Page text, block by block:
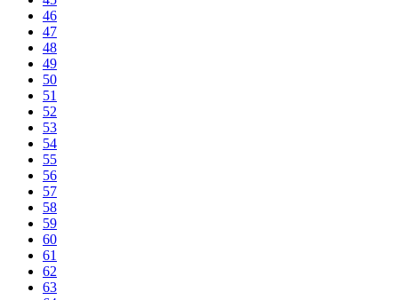
46
47
48
49
50
51
52
53
54
55
56
57
58
59
60
61
62
63